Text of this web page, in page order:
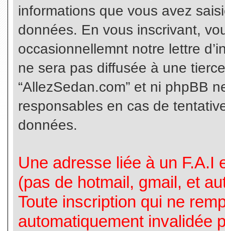
informations que vous avez
données. En vous inscrivant,
occasionnellemnt notre lettre
ne sera pas diffusée à une
“AllezSedan.com” et ni phpBB
responsables en cas de
données.
Une adresse liée à un F.A.I
(pas de hotmail, gmail, et
Toute inscription qui ne
automatiquement invalidée